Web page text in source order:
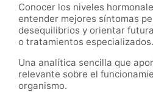
Conocer los niveles
entender mejores síntomas
desequilibrios y orientar
o tratamientos especializados.
Una analítica sencilla que
relevante sobre el
organismo.